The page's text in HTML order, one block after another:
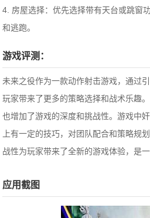
4. 房屋选择：优先选择带有天台或跳窗
和逃跑。
游戏评测：
未来之役作为一款动作射击游戏，通过
玩家带来了更多的策略选择和战术乐趣
也增加了游戏的深度和挑战性。游戏中
上有一定的技巧，对团队配合和策略规
战性为玩家带来了全新的游戏体验，是
应用截图